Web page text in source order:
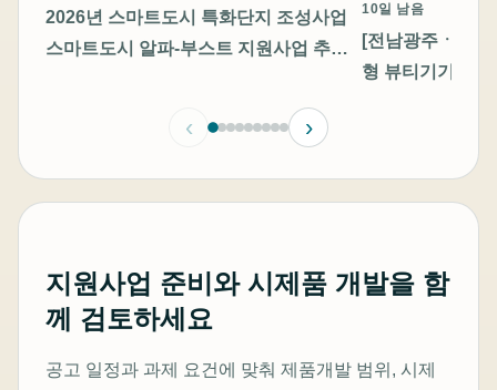
2026년 스마트도시 특화단지 조성사업
스마트도시 알파-부스트 지원사업 추가
10일 남음
[전남광주ㆍ충
형 뷰티기기 고
‹ ›
지원사업 준비와 시제품 개발을 함
께 검토하세요
공고 일정과 과제 요건에 맞춰 제품개발 범위, 시제